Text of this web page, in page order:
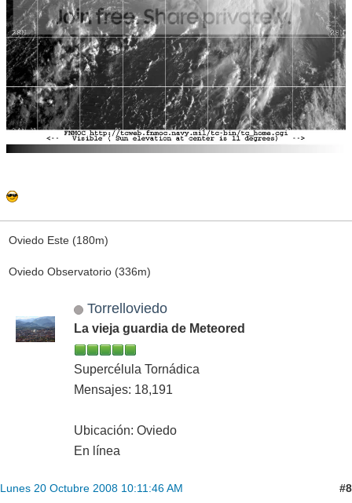
Oviedo Este (180m)
Oviedo Observatorio (336m)
Torrelloviedo
La vieja guardia de Meteored
Supercélula Tornádica
Mensajes: 18,191
Ubicación: Oviedo
En línea
Lunes 20 Octubre 2008 10:11:46 AM #8